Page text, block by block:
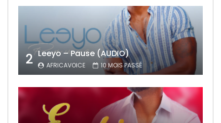
2 Leeyo – Pause (AUDIO)
AFRICAVOICE 10 MOIS PASSÉ